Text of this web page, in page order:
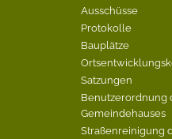
Ausschüsse
Protokolle
Bauplätze
Satzungen
Benutzerordnung
Gemeindehauses
Straßenreinigung